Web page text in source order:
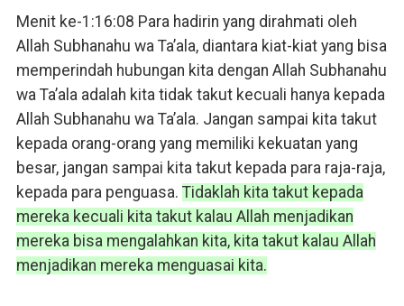
Menit ke-1:16:08 Para hadirin yang dirahmati oleh
Allah Subhanahu wa Ta’ala, diantara kiat-kiat yang bisa
memperindah hubungan kita dengan Allah Subhanahu
wa Ta’ala adalah kita tidak takut kecuali hanya kepada
Allah Subhanahu wa Ta’ala. Jangan sampai kita takut
kepada orang-orang yang memiliki kekuatan yang
besar, jangan sampai kita takut kepada para raja-raja,
kepada para penguasa. Tidaklah kita takut kepada
mereka kecuali kita takut kalau Allah menjadikan
mereka bisa mengalahkan kita, kita takut kalau Allah
menjadikan mereka menguasai kita.